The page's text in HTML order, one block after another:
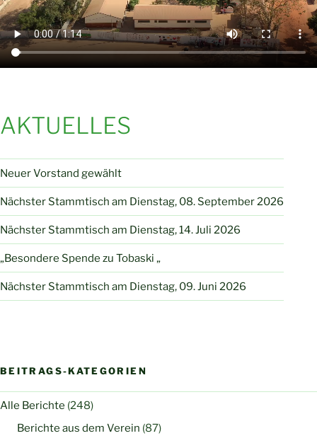
AKTUELLES
Neuer Vorstand gewählt
Nächster Stammtisch am Dienstag, 08. September 2026
Nächster Stammtisch am Dienstag, 14. Juli 2026
„Besondere Spende zu Tobaski „
Nächster Stammtisch am Dienstag, 09. Juni 2026
BEITRAGS-KATEGORIEN
Alle Berichte (248)
Berichte aus dem Verein (87)